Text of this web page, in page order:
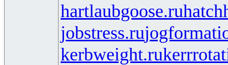
hartlaubgoose.ru
jobstress.ru
kerbweight.ru